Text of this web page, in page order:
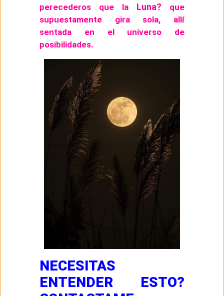
perecederos que la Luna? que
supuestamente gira sola, allí
sentada en el universo de
posibilidades.
NECESITAS
ENTENDER ESTO?